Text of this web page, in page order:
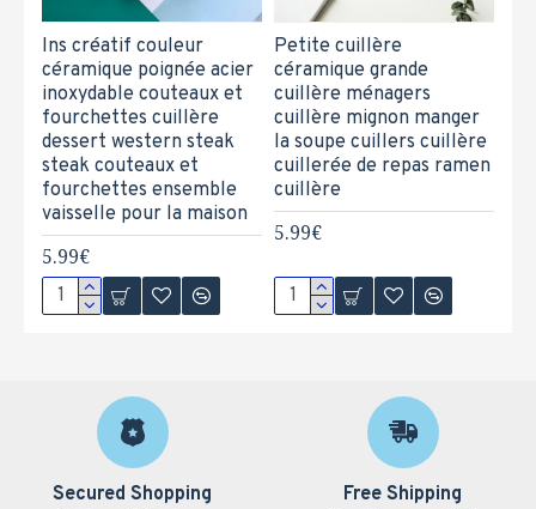
Ins créatif couleur
céramique poignée acier
inoxydable couteaux et
fourchettes cuillère
dessert western steak
steak couteaux et
fourchettes ensemble
vaisselle pour la maison
5.99€
Petite cuillère
céramique grande
cuillère ménagers
cuillère mignon manger
la soupe cuillers cuillère
cuillerée de repas ramen
cuillère
5.99€
Secured Shopping Free Shipping